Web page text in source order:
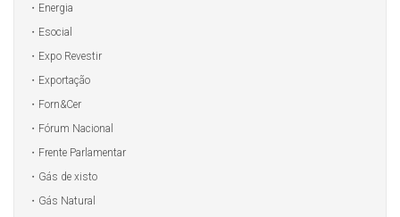
Energia
Esocial
Expo Revestir
Exportação
Forn&Cer
Fórum Nacional
Frente Parlamentar
Gás de xisto
Gás Natural